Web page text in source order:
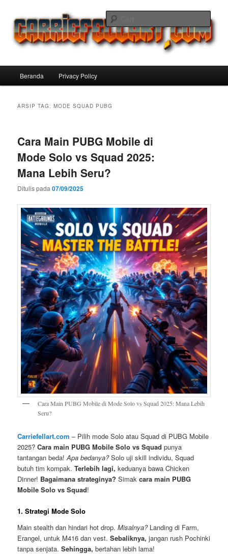
konten
utama
konten
sekunderCarriefellart Pilihan Terbaik Game
Offline Android 2025 yang Wajib
Kamu Coba
Cari
Beranda Privacy Policy
ARSIP TAG:MODE SQUAD PUBG
Cara Main PUBG Mobile di
Mode Solo vs Squad 2025:
Mana Lebih Seru?
Ditulis pada07/09/2025
Cara Main PUBG Mobile di Mode Solo vs Squad 2025: Mana Lebih
Seru?
Carriefellart.com – Pilih mode Solo atau Squad di PUBG Mobile
2025?Cara main PUBG Mobile Solo vs Squad punya
tantangan beda!Apa bedanya?Solo uji skill individu, Squad
butuh tim kompak.Terlebih lagi, keduanya bawa Chicken
Dinner! Bagaimana strateginya? Simakcara main PUBG
Mobile Solo vs Squad!
1. Strategi Mode Solo
Main stealth dan hindari hot drop.Misalnya?Landing di Farm,
Erangel, untuk M416 dan vest.Sebaliknya, jangan rush Pochinki
tanpa senjata.Sehingga, bertahan lebih lama!